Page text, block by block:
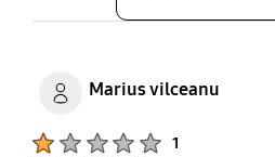
Marius vilceanu
1